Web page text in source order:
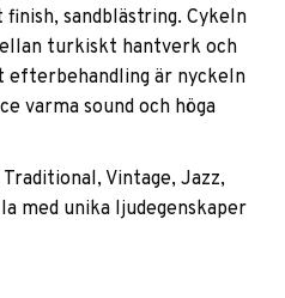
sandblästring. Cykeln
turkiskt hantverk och
är nyckeln
varma sound och höga
Vintage, Jazz,
med unika ljudegenskaper